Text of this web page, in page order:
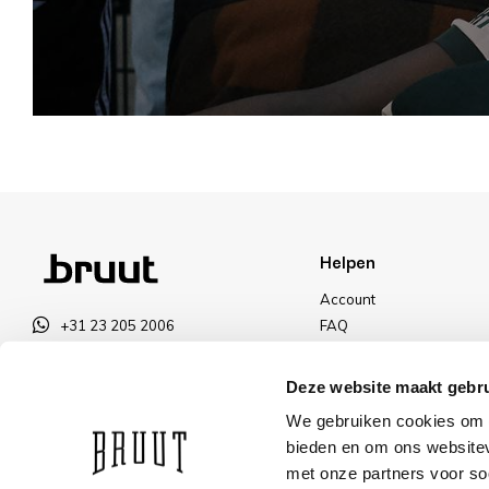
Deze website maakt
We gebruiken cookies
bieden en om ons
met onze partners voor
+31 23 205 2006
OPENINGSTIJDEN
Helpen
Account
FAQ
Betalen
Kortingen